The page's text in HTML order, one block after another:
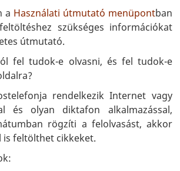
a Használati útmutató menüpontban
szükséges információkat
útmutató.
fel tudok-e olvasni, és fel tudok-e
rendelkezik Internet vagy
és olyan diktafon alkalmazással,
rögzíti a felolvasást, akkor
feltölthet cikkeket.